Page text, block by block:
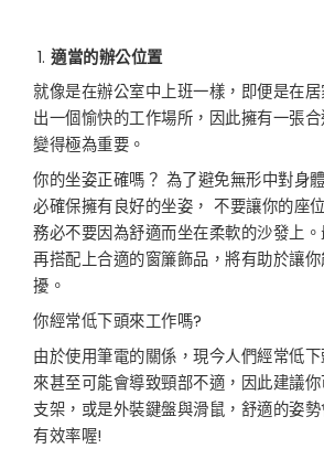
適當的辦公位置
就像是在辦公室中上班一樣，即便是在
出一個愉快的工作場所，因此擁有一張
變得極為重要。
你的坐姿正確嗎？ 為了避免無形中對身
必確保擁有良好的坐姿， 不要讓你的座
務必不要因為舒適而坐在柔軟的沙發上
再搭配上合適的窗簾飾品，將有助於讓
擾。
你經常低下頭來工作嗎?
由於使用筆電的關係，現今人們經常低
來甚至可能會導致頸部不適，因此建議
支架，或是外裝鍵盤與滑鼠，舒適的姿
有效率喔!